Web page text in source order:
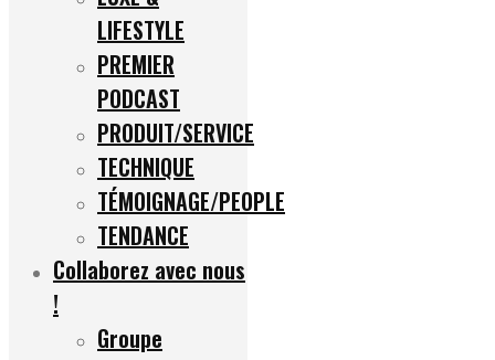
LIFESTYLE
PREMIER
PODCAST
PRODUIT/SERVICE
TECHNIQUE
TÉMOIGNAGE/PEOPLE
TENDANCE
Collaborez avec nous
!
Groupe